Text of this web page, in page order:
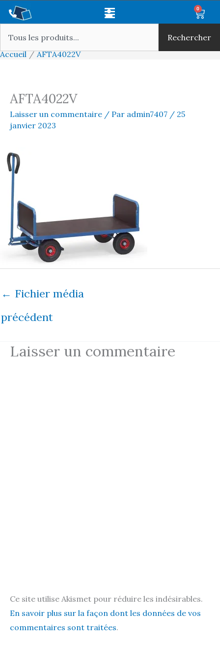
Aller
contenu
Main
0
Rechercher
Accueil
AFTA4022V
AFTA4022V
Laisser un commentaire / Par admin7407 / 25
janvier 2023
← Fichier média
précédent
Laisser un commentaire
Ce site utilise Akismet pour réduire les indésirables.
En savoir plus sur la façon dont les données de vos
commentaires sont traitées.